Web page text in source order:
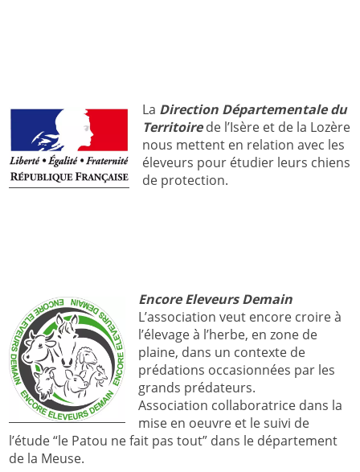
La Direction Départementale du
Territoirede l’Isère et de la Lozère
nous mettent en relation avec les
éleveurs pour étudier leurs chiens
de protection.
Encore Eleveurs Demain
L’association veut encore croire à
l’élevage à l’herbe, en zone de
plaine, dans un contexte de
prédations occasionnées par les
grands prédateurs.
Association collaboratrice dans la
mise en oeuvre et le suivi de
l’étude “le Patou ne fait pas tout” dans le département
de la Meuse.